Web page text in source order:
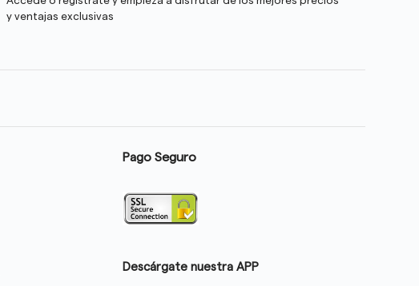
y ventajas exclusivas
Pago Seguro
Descárgate nuestra APP